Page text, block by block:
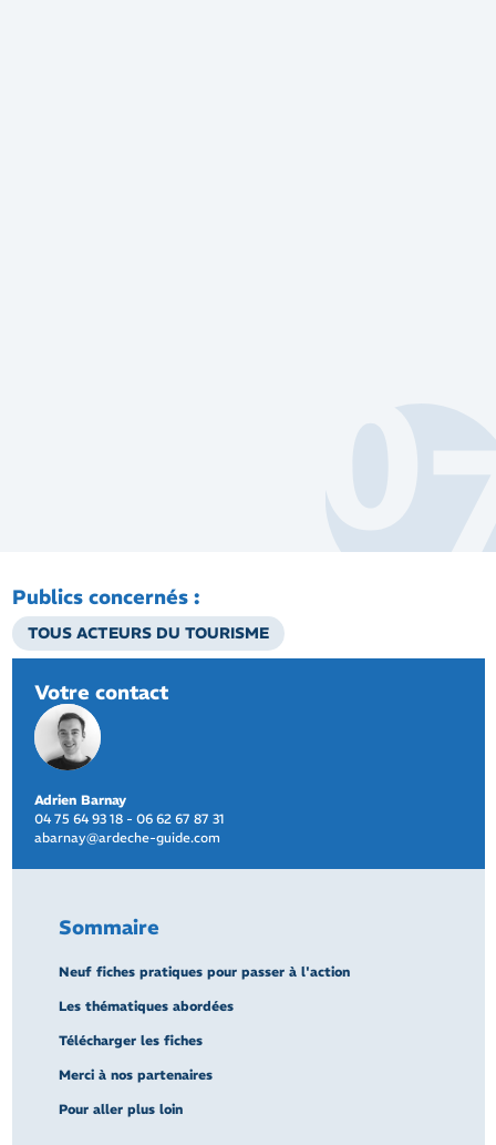
Publics concernés :
TOUS ACTEURS DU TOURISME
Votre contact
Adrien Barnay
04 75 64 93 18 - 06 62 67 87 31
abarnay@ardeche-guide.com
Sommaire
Neuf fiches pratiques pour passer à l'action
Les thématiques abordées
Télécharger les fiches
Merci à nos partenaires
Pour aller plus loin